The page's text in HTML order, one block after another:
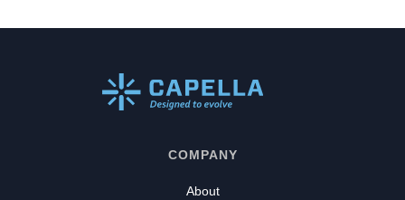
COMPANY
About